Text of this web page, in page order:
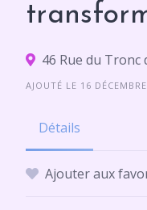
46 Rue du Tronc
AJOUTÉ LE 16
Détails
Ajouter aux